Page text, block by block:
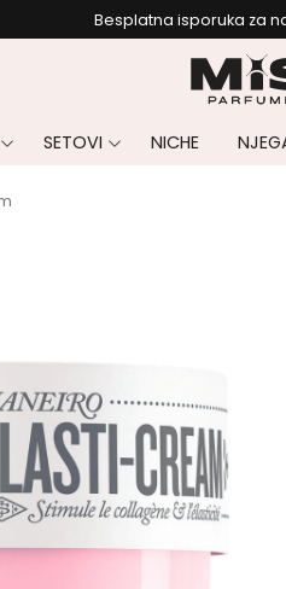
Besplatna isporuka za
SETOVI NICHE